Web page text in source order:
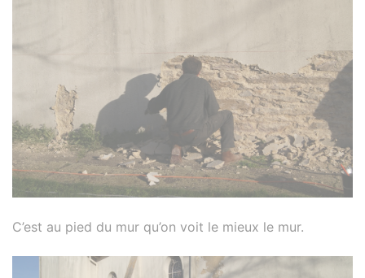
C’est au pied du mur qu’on voit le mieux le mur.